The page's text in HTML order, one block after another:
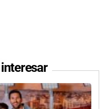
interesar